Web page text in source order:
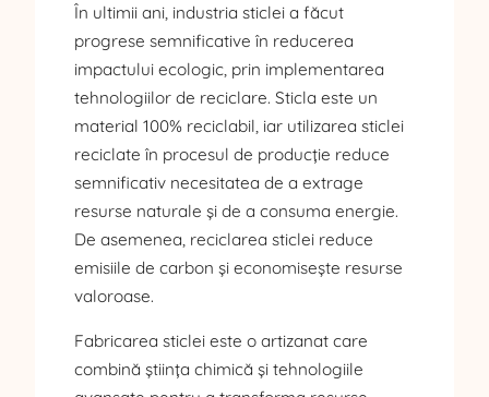
În ultimii ani, industria sticlei a făcut
progrese semnificative în reducerea
impactului ecologic, prin implementarea
tehnologiilor de reciclare. Sticla este un
material 100% reciclabil, iar utilizarea sticlei
reciclate în procesul de producție reduce
semnificativ necesitatea de a extrage
resurse naturale și de a consuma energie.
De asemenea, reciclarea sticlei reduce
emisiile de carbon și economisește resurse
valoroase.
Fabricarea sticlei este o artizanat care
combină știința chimică și tehnologiile